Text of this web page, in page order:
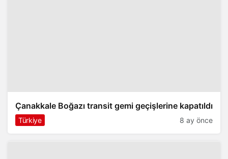
Çanakkale Boğazı transit gemi geçişlerine kapatıldı
Türkiye 8 ay önce